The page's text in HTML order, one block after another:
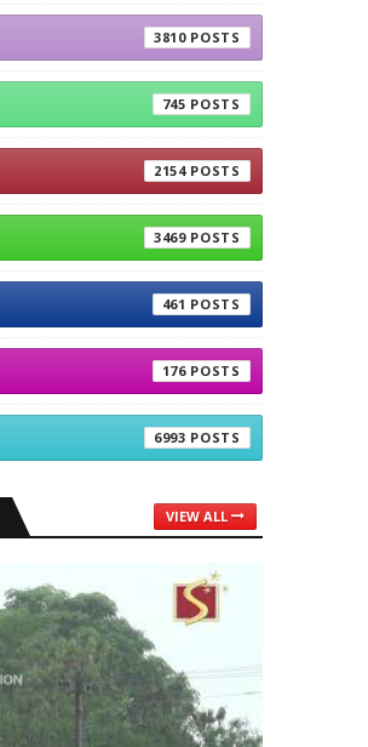
3810
745
2154
3469
461
176
6993
VIEW ALL